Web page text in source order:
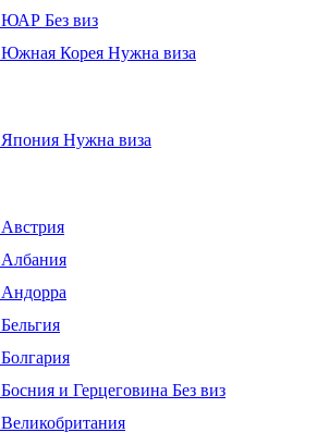
ЮАР Без виз
Южная Корея Нужна виза
Япония Нужна виза
Австрия
Албания
Андорра
Бельгия
Болгария
Босния и Герцеговина Без виз
Великобритания